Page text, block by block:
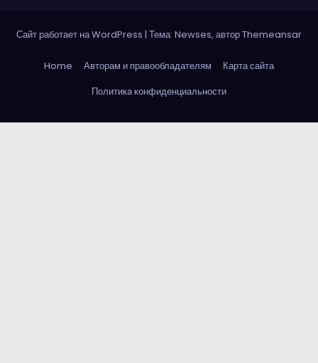
Сайт работает на WordPress | Тема: Newses, авторThemeansar
Home Авторам и правообладателям
Карта сайта
Политика конфиденциальности